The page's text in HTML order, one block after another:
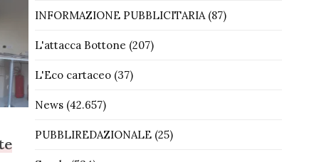
INFORMAZIONE PUBBLICITARIA(87)
L'attacca Bottone (207)
L'Eco cartaceo(37)
News(42.657)
PUBBLIREDAZIONALE(25)